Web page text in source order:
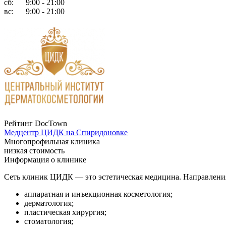
сб:
9:00 - 21:00
вс:
9:00 - 21:00
Рейтинг DocTown
Медцентр ЦИДК на Спиридоновке
Многопрофильная клиника
низкая стоимость
Информация о клинике
Сеть клиник ЦИДК — это эстетическая медицина.
аппаратная и инъекционная косметология;
дерматология;
пластическая хирургия;
стоматология;